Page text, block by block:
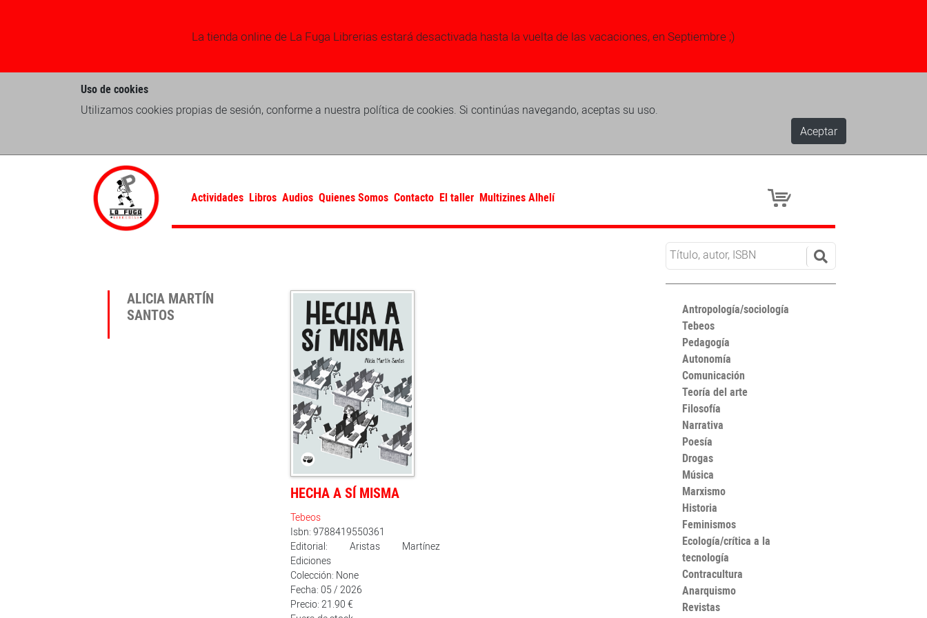
La tienda online de La Fuga Librerias estará desactivada hasta la vuelta de las vacaciones, en Septiembre ;)
Uso de cookies
Utilizamos cookies propias de sesión, conforme a nuestra política de cookies. Si continúas navegando, aceptas su uso.
Aceptar
Actividades Libros Audios Quienes Somos Contacto El taller Multizines Alhelí
ALICIA MARTÍN
SANTOS
HECHA A SÍ MISMA
Tebeos
Isbn: 9788419550361
Editorial: Aristas Martínez
Ediciones
Colección: None
Fecha: 05 / 2026
Precio: 21.90 €
Antropología/sociología
Tebeos
Pedagogía
Autonomía
Comunicación
Teoría del arte
Filosofía
Narrativa
Poesía
Drogas
Música
Marxismo
Historia
Feminismos
Ecología/crítica a la
tecnología
Contracultura
Anarquismo
Revistas